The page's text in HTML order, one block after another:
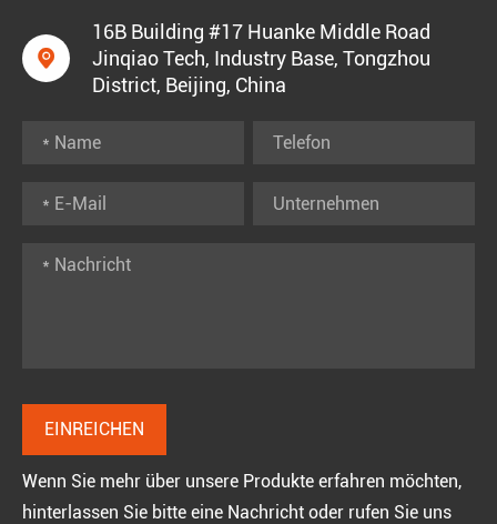

16B Building #17 Huanke Middle Road
Jinqiao Tech, Industry Base, Tongzhou
District, Beijing, China
Wenn Sie mehr über unsere Produkte erfahren möchten,
hinterlassen Sie bitte eine Nachricht oder rufen Sie uns